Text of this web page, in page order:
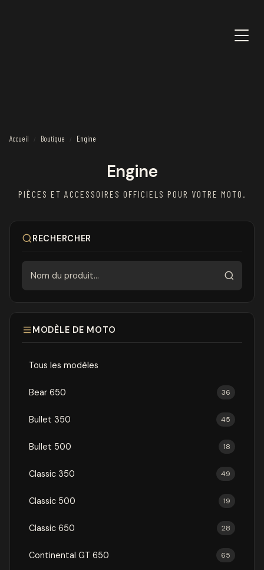
Accueil / Boutique / Engine
Engine
PIÈCES ET ACCESSOIRES OFFICIELS POUR VOTRE MOTO.
RECHERCHER
MODÈLE DE MOTO
Tous les modèles
Bear 650 36
Bullet 350 45
Bullet 500 18
Classic 350 49
Classic 500 19
Classic 650 28
Continental GT 650 65